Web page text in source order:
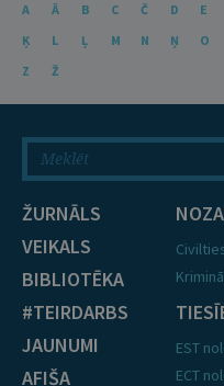
A Ā B C Č D E
Ķ
L Ļ M N Ņ O
Z
Ž
ŽURNĀLS
VEIKALS
BIBLIOTĒKA
#TEIRDARBS
JAUNUMI
AFIŠA
EST
ECT